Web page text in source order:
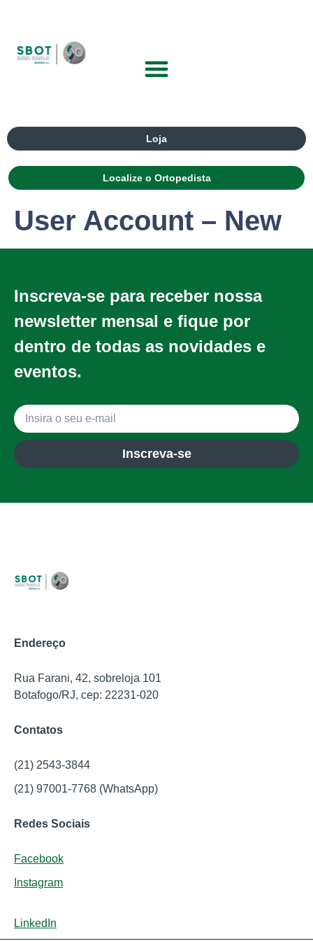
Loja
Localize o Ortopedista
User Account – New
Inscreva-se para receber nossa
newsletter mensal e fique por
dentro de todas as novidades e
eventos.
Inscreva-se
Endereço
Rua Farani, 42, sobreloja 101
Botafogo/RJ, cep: 22231-020
Contatos
(21) 2543-3844
(21) 97001-7768 (WhatsApp)
Redes Sociais
Facebook
Instagram
LinkedIn